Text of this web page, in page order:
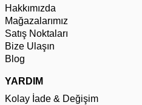
Hakkımızda
Mağazalarımız
Satış Noktaları
Bize Ulaşın
Blog
YARDIM
Kolay İade & Değişim